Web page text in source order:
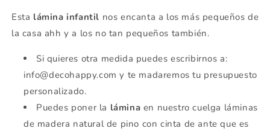
Esta lámina infantil nos encanta a los más pequeños de
la casa ahh y a los no tan pequeños también.
Si quieres otra medida puedes escribirnos a:
info@decohappy.com y te madaremos tu presupuesto
personalizado.
Puedes poner la lámina en nuestro cuelga láminas
de madera natural de pino con cinta de ante que es